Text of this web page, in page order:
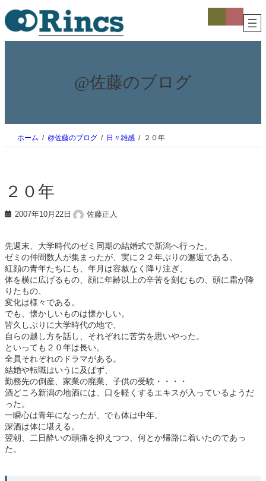
内
容
を
ス
コ
コ
@佐藤のブログ
ホーム @佐藤のブログ 日々雑感 ２０年
２０年
2007年10月22日 佐藤正人
先週末、大学時代のゼミ同期の結婚式で新潟へ行った。
ゼミの仲間数人が集まったが、実に２２年ぶりの邂逅である。
紅顔の青年たちにも、年月は容赦なく降り注ぎ、
体を横に広げるもの、顔に年齢以上の辛苦を刻むもの、頭に霜が降
りたもの、
変化は様々である。
でも、懐かしいものは懐かしい。
皆久しぶりに大学時代の地で、
自らの越し方を話し、それぞれに苦労を思いやった。
といっても２０年は長い。
全員それぞれのドラマがある。
結婚や転職はいうに及ばず、
勤務先の倒産、家業の廃業、子供の受験・・・・
酒どころ新潟の地酒には、口を軽くするエキスが入っているようだ
った。
一瞬心は青年になったが、でも体は中年。
深酒は体に堪える。
翌朝、二日酔いの頭痛を抑えつつ、何とか帰路に着いたのであっ
た。